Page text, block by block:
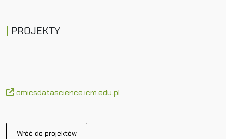
PROJEKTY
omicsdatascience.icm.edu.pl
Wróć do projektów